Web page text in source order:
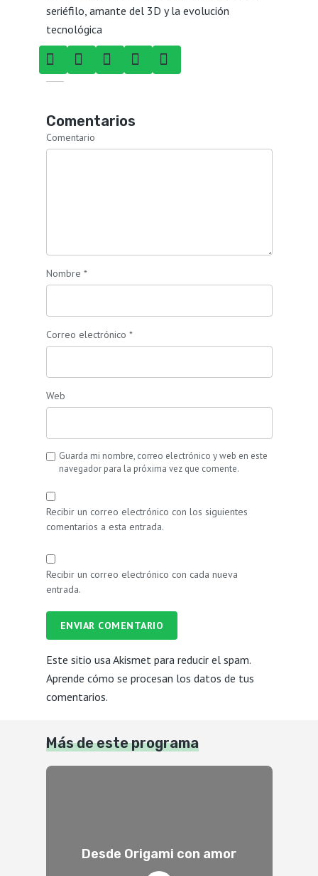
seriéfilo, amante del 3D y la evolución
tecnológica
Comentarios
Comentario
Nombre *
Correo electrónico *
Web
Guarda mi nombre, correo electrónico y web en este
navegador para la próxima vez que comente.
Recibir un correo electrónico con los siguientes
comentarios a esta entrada.
Recibir un correo electrónico con cada nueva
entrada.
ENVIAR COMENTARIO
Este sitio usa Akismet para reducir el spam.
Aprende cómo se procesan los datos de tus
comentarios.
Más de este programa
Desde Origami con amor